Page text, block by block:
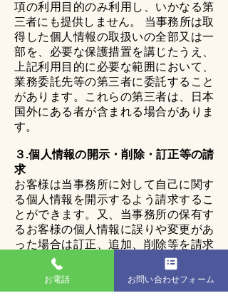
項の利用目的のみ利用し、いかなる第
三者にも提供しません。 当事務所は取
得した個人情報の取扱いの全部又は一
部を、必要な保護措置を講じたうえ、
上記利用目的に必要な範囲において、
業務委託先等の第三者に委託すること
があります。これらの第三者は、日本
国外にある者が含まれる場合がありま
す。
３.個人情報の開示・削除・訂正等の請
求
お客様は当事務所に対して自己に関す
る個人情報を開示するよう請求するこ
とができます。又、当事務所の保有す
るお客様の個人情報に誤りや変更があ
った場合は訂正、追加、削除等を請求
することができます。
４.記入項目の任意性について
お電話 お問い合わせフォーム